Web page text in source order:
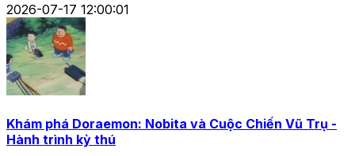
2026-07-17 12:00:01
Khám phá Doraemon: Nobita và Cuộc Chiến Vũ Trụ -
Hành trình kỳ thú